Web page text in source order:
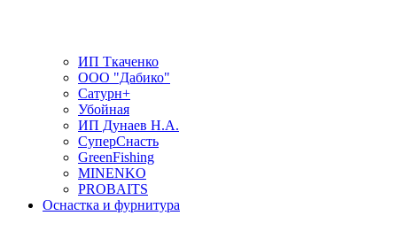
ИП Ткаченко
ООО "Дабико"
Сатурн+
Убойная
ИП Дунаев Н.А.
СуперСнасть
GreenFishing
MINENKO
PROBAITS
Оснастка и фурнитура